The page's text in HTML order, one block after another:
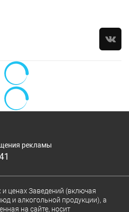
рекламы
ценах Заведений (включая
и алкогольной продукции), а
на сайте, носит